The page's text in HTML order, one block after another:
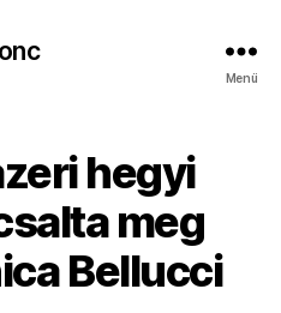
Menü
hegyi
meg
Bellucci